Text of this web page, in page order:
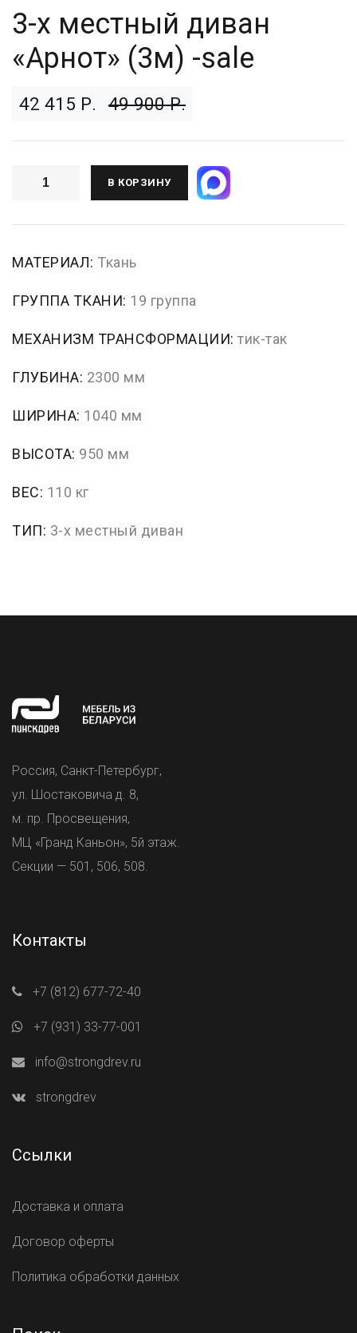
3-х местный диван
«Арнот» (3м) -sale
42 415 Р. 49 900 Р.
В КОРЗИНУ
МАТЕРИАЛ: Ткань
ГРУППА ТКАНИ: 19 группа
МЕХАНИЗМ ТРАНСФОРМАЦИИ: тик-так
ГЛУБИНА: 2300 мм
ШИРИНА: 1040 мм
ВЫСОТА: 950 мм
ВЕС: 110 кг
ТИП: 3-х местный диван
Россия, Санкт-Петербург,
ул. Шостаковича д. 8,
м. пр. Просвещения,
МЦ «Гранд Каньон», 5й этаж.
Секции — 501, 506, 508.
Контакты
+7 (812) 677-72-40
+7 (931) 33-77-001
info@strongdrev.ru
strongdrev
Ссылки
Доставка и оплата
Договор оферты
Политика обработки данных